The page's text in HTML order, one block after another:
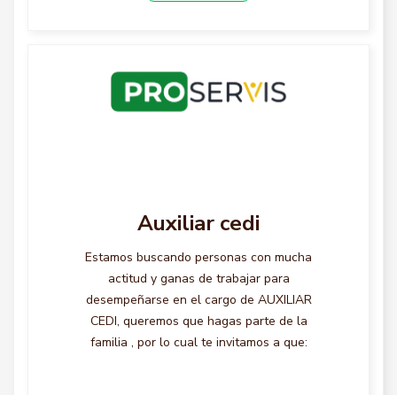
Auxiliar cedi
Estamos buscando personas con mucha
actitud y ganas de trabajar para
desempeñarse en el cargo de AUXILIAR
CEDI, queremos que hagas parte de la
familia , por lo cual te invitamos a que: